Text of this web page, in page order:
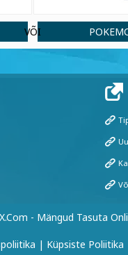
VÕI
- Mängud Tasuta
| Küpsiste Poliitika